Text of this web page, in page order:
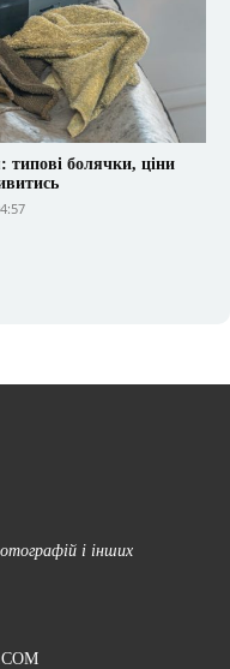
типові болячки, ціни
і інших